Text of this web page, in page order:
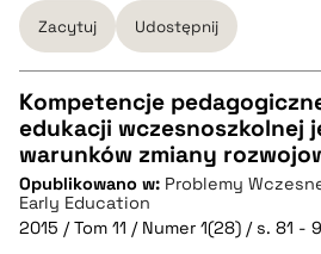
pobierz cytat
Zacytuj Udostępnij
CZYSTY TEKST
pobierz cytat
Kompetencje
edukacji wczesnoszkolnej
warunków zmiany
Opublikowano w: Problemy
Early Education
2015 / Tom 11 / Numer 1(28) / s. 81 -